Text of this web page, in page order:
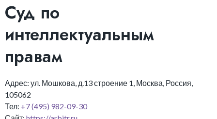
Суд по
интеллектуальным
правам
Адрес: ул. Мошкова, д.13 строение 1, Москва, Россия,
105062
Тел: +7 (495) 982-09-30